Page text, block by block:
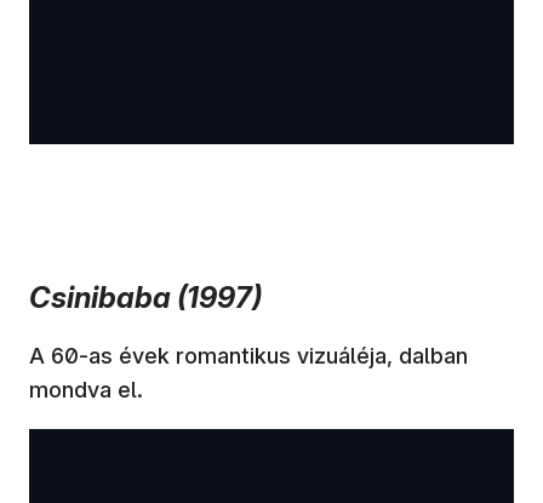
Csinibaba (1997)
A 60-as évek romantikus vizuáléja, dalban
mondva el.